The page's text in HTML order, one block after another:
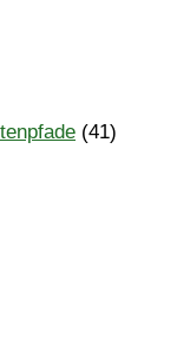
(41)